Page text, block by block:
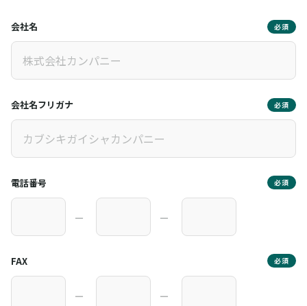
会社名 必須
会社名フリガナ 必須
電話番号 必須
― ―
FAX 必須
― ―